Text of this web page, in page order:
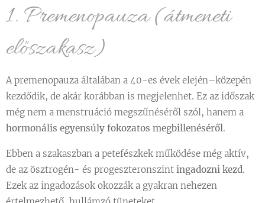
1. Premenopauza (átmeneti
előszakasz)
A premenopauza általában a 40-es évek elején–közepén
kezdődik, de akár korábban is megjelenhet. Ez az időszak
még nem a menstruáció megszűnéséről szól, hanem a
hormonális egyensúly fokozatos megbillenéséről .
Ebben a szakaszban a petefészkek működése még aktív,
de az ösztrogén- és progeszteronszint ingadozni kezd.
Ezek az ingadozások okozzák a gyakran nehezen